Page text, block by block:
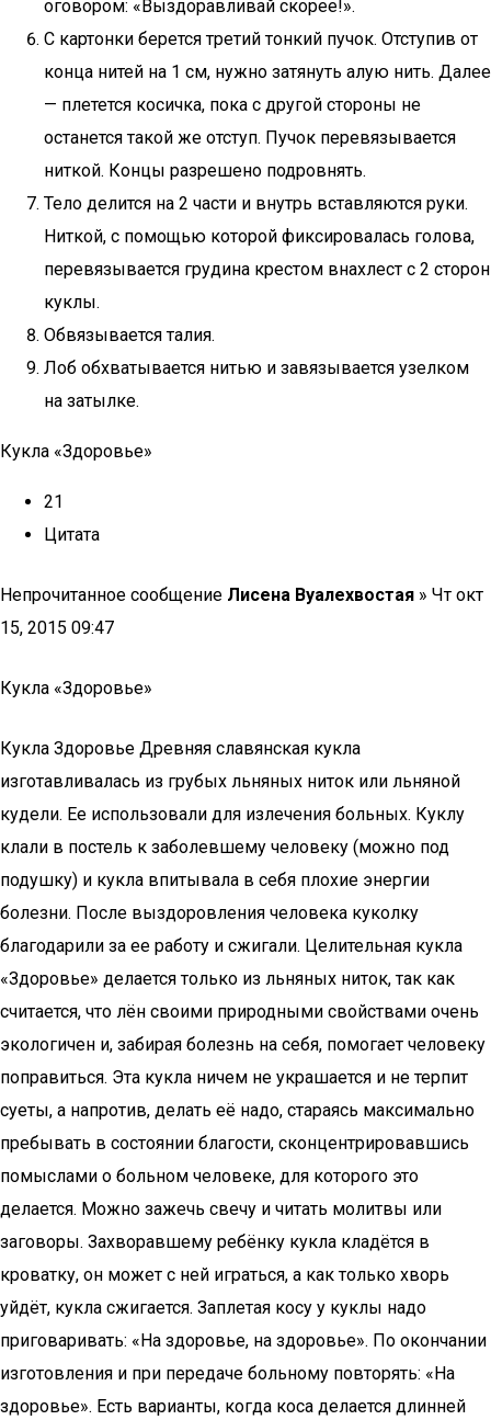
оговором: «Выздоравливай скорее!».
С картонки берется третий тонкий пучок. Отступив от
конца нитей на 1 см, нужно затянуть алую нить. Далее
— плетется косичка, пока с другой стороны не
останется такой же отступ. Пучок перевязывается
ниткой. Концы разрешено подровнять.
Тело делится на 2 части и внутрь вставляются руки.
Ниткой, с помощью которой фиксировалась голова,
перевязывается грудина крестом внахлест с 2 сторон
куклы.
Обвязывается талия.
Лоб обхватывается нитью и завязывается узелком
на затылке.
Кукла «Здоровье»
21
Цитата
Непрочитанное сообщение Лисена Вуалехвостая » Чт окт
15, 2015 09:47
Кукла «Здоровье»
Кукла Здоровье Древняя славянская кукла
изготавливалась из грубых льняных ниток или льняной
кудели. Ее использовали для излечения больных. Куклу
клали в постель к заболевшему человеку (можно под
подушку) и кукла впитывала в себя плохие энергии
болезни. После выздоровления человека куколку
благодарили за ее работу и сжигали. Целительная кукла
«Здоровье» делается только из льняных ниток, так как
считается, что лён своими природными свойствами очень
экологичен и, забирая болезнь на себя, помогает человеку
поправиться. Эта кукла ничем не украшается и не терпит
суеты, а напротив, делать её надо, стараясь максимально
пребывать в состоянии благости, сконцентрировавшись
помыслами о больном человеке, для которого это
делается. Можно зажечь свечу и читать молитвы или
заговоры. Захворавшему ребёнку кукла кладётся в
кроватку, он может с ней играться, а как только хворь
уйдёт, кукла сжигается. Заплетая косу у куклы надо
приговаривать: «На здоровье, на здоровье». По окончании
изготовления и при передаче больному повторять: «На
здоровье». Есть варианты, когда коса делается длинней